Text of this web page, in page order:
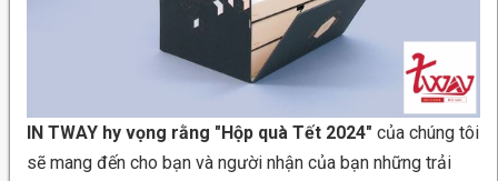
IN TWAY hy vọng rằng "Hộp quà Tết 2024" của chúng tôi
sẽ mang đến cho bạn và người nhận của bạn những trải